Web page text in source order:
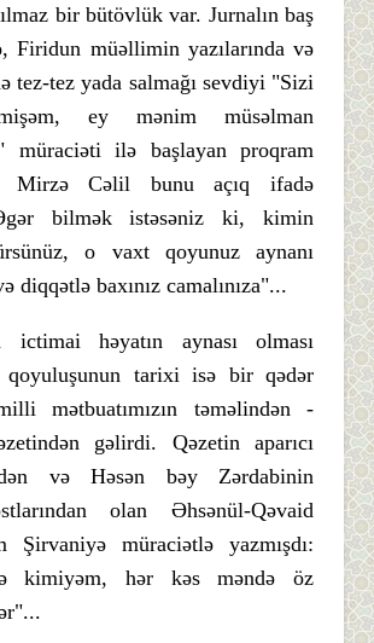
bir bütövlük var. Jurnalın baş
Firidun müəllimin yazılarında və
tez-tez yada salmağı sevdiyi "Sizi
ey mənim müsəlman
müraciəti ilə başlayan proqram
Mirzə Cəlil bunu açıq ifadə
bilmək istəsəniz ki, kimin
o vaxt qoyunuz aynanı
diqqətlə baxınız camalınıza"...
ictimai həyatın aynası olması
qoyuluşunun tarixi isə bir qədər
mətbuatımızın təməlindən -
gəlirdi. Qəzetin aparıcı
və Həsən bəy Zərdabinin
olan Əhsənül-Qəvaid
Şirvaniyə müraciətlə yazmışdı:
kimiyəm, hər kəs məndə öz